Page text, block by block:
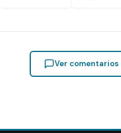
Ver comentarios